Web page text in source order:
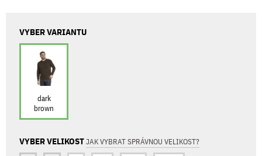
VYBER VARIANTU
dark
brown
VYBER VELIKOSTJAK VYBRAT SPRÁVNOU VELIKOST?